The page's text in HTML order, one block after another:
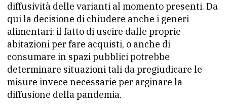
diffusività delle varianti al momento presenti. Da
qui la decisione di chiudere anche i generi
alimentari: il fatto di uscire dalle proprie
abitazioni per fare acquisti, o anche di
consumare in spazi pubblici potrebbe
determinare situazioni tali da pregiudicare le
misure invece necessarie per arginare la
diffusione della pandemia.